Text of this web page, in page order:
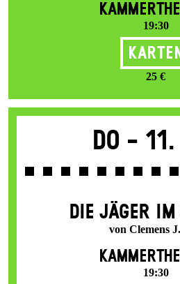
19:30
Karten
25 €
Do -
DIE JÄGER IM
von Clemens
19:30